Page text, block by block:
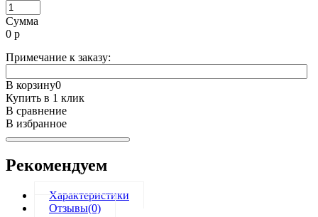
Сумма
0 р
Примечание к заказу:
В корзину0
Купить в 1 клик
В сравнение
В избранное
Рекомендуем
Характеристики
Отзывы(0)